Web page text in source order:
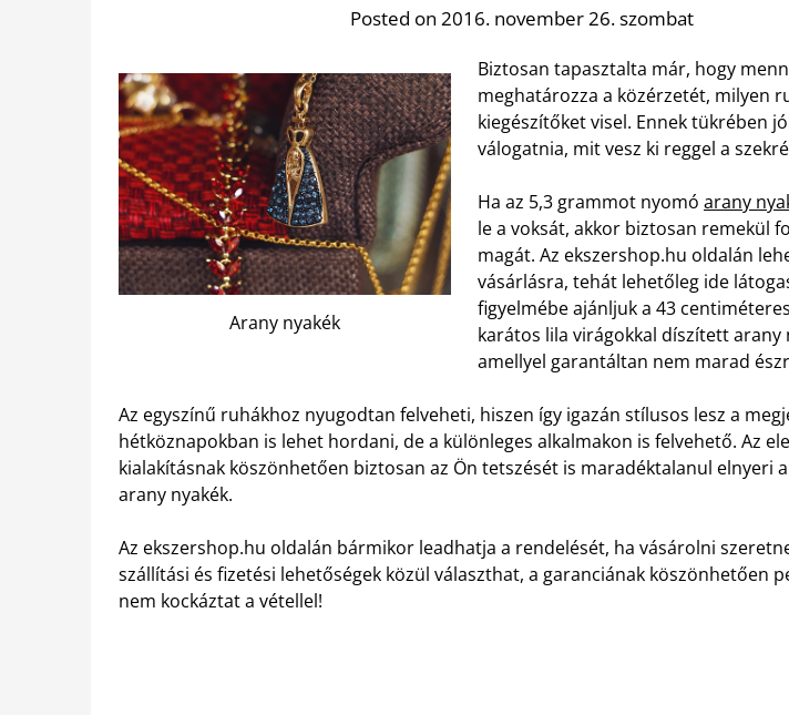
Posted on 2016. november 26. szombat
Arany nyakék
Biztosan tapasztalta már, hogy
meghatározza a közérzetét, milyen
kiegészítőket visel. Ennek tükrében
válogatnia, mit vesz ki reggel a
Ha az 5,3 grammot nyomó arany
le a voksát, akkor biztosan remekül
magát. Az ekszershop.hu oldalán
vásárlásra, tehát lehetőleg ide
figyelmébe ajánljuk a 43
karátos lila virágokkal díszített arany
amellyel garantáltan nem marad
Az egyszínű ruhákhoz nyugodtan felveheti, hiszen így igazán stílusos lesz a
hétköznapokban is lehet hordani, de a különleges alkalmakon is felvehető. Az
kialakításnak köszönhetően biztosan az Ön tetszését is maradéktalanul elnyeri
arany nyakék.
Az ekszershop.hu oldalán bármikor leadhatja a rendelését, ha vásárolni
szállítási és fizetési lehetőségek közül választhat, a garanciának köszönhetően
nem kockáztat a vétellel!